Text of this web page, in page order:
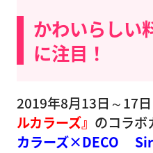
かわいらしい
に注目！
2019年8月13日～17
ルカラーズ』 のコラボ
カラーズ×DECO